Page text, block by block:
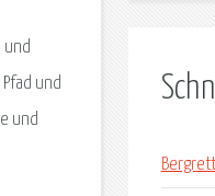
und
und
und